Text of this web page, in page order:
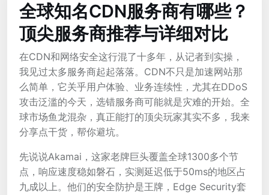
全球知名CDN服务商有哪些？
顶尖服务商推荐与详细对比
在CDN和网络安全这行混了十多年，从记者到实操，
我见过太多服务商起起落落。CDN不只是加速网站那
么简单，它关乎用户体验、业务连续性，尤其在DDoS
攻击泛滥的今天，选错服务商可能就是灾难的开始。全
球市场鱼龙混杂，真正能打的顶尖玩家其实不多，我来
分享点干货，帮你避坑。
先说说Akamai，这家老牌巨头覆盖全球1300多个节
点，响应速度稳如磐石，实测延迟低于50ms的地区占
九成以上。他们的安全防护是王牌，Edge Security套